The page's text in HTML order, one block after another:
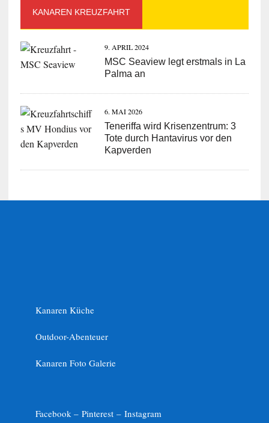
KANAREN KREUZFAHRT
9. APRIL 2024
MSC Seaview legt erstmals in La
Palma an
6. MAI 2026
Teneriffa wird Krisenzentrum: 3
Tote durch Hantavirus vor den
Kapverden
Kanaren Küche
Outdoor-Abenteuer
Kanaren Foto Galerie
Facebook – Pinterest – Instagram